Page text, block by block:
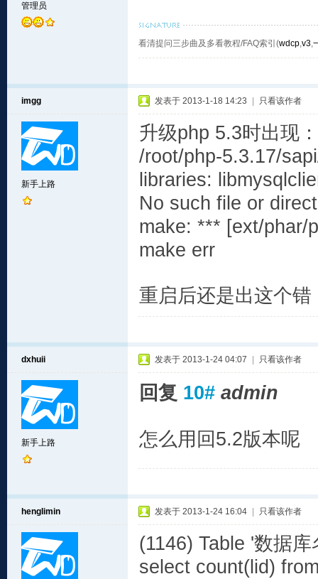
管理员
看清提问三步曲及多看教程/FAQ索引(wdcp,v3,
imgg
新手上路
发表于 2013-1-18 14:23 只看该作者
升级php 5.3时出现：
/root/php-5.3.17/
libraries:
No such file or
make: *** [ext/phar/
make err
重启后还是出这个
dxhuii
新手上路
发表于 2013-1-24 04:07 只看该作者
回复 10# admin
怎么用回5.2版本呢
henglimin 发表于 2013-1-24 16:04 只看该作者
(1146) Table '数据
select count(lid)